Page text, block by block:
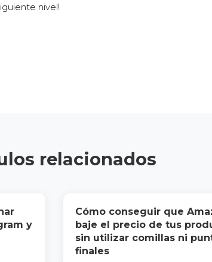
nivel!
relacionados
y
Cómo conseguir que
baje el precio de tus
sin utilizar comillas ni
finales